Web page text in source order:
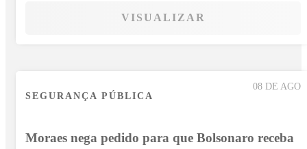
VISUALIZAR
08 DE AGO
SEGURANÇA PÚBLICA
Moraes nega pedido para que Bolsonaro receba